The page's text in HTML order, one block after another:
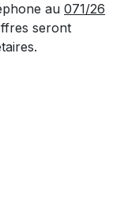
au 071/26
seront